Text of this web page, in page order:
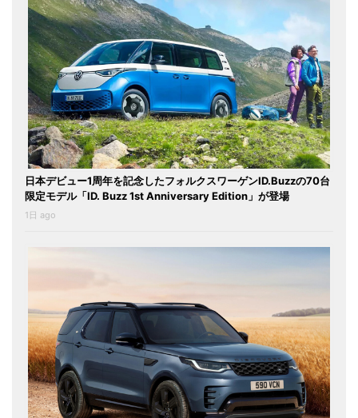
日本デビュー1周年を記念したフォルクスワーゲンID.Buzzの70台
限定モデル「ID. Buzz 1st Anniversary Edition」が登場
1日 ago